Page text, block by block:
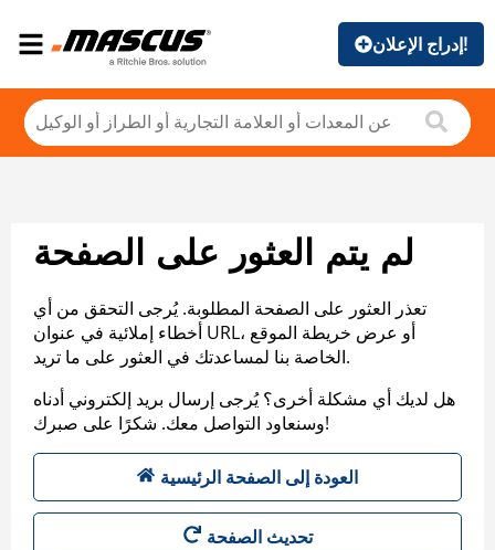
إدراج الإعلان!
لم يتم العثور على الصفحة
تعذر العثور على الصفحة المطلوبة. يُرجى التحقق من أي
أخطاء إملائية في عنوان URL، أو عرض خريطة الموقع
الخاصة بنا لمساعدتك في العثور على ما تريد.
هل لديك أي مشكلة أخرى؟ يُرجى إرسال بريد إلكتروني أدناه
وسنعاود التواصل معك. شكرًا على صبرك!
العودة إلى الصفحة الرئيسية
تحديث الصفحة